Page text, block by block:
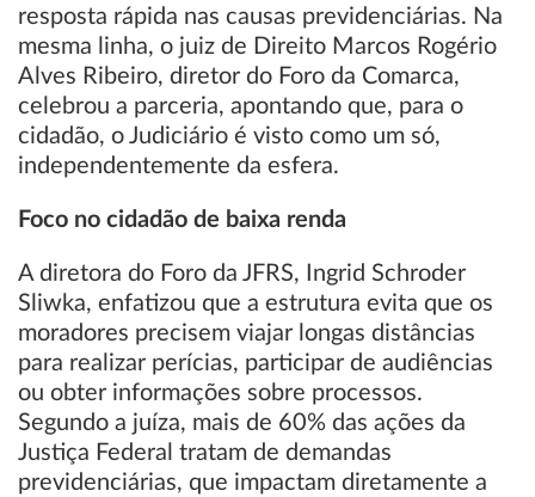
resposta rápida nas causas previdenciárias. Na
mesma linha, o juiz de Direito Marcos Rogério
Alves Ribeiro, diretor do Foro da Comarca,
celebrou a parceria, apontando que, para o
cidadão, o Judiciário é visto como um só,
independentemente da esfera.
Foco no cidadão de baixa renda
A diretora do Foro da JFRS, Ingrid Schroder
Sliwka, enfatizou que a estrutura evita que os
moradores precisem viajar longas distâncias
para realizar perícias, participar de audiências
ou obter informações sobre processos.
Segundo a juíza, mais de 60% das ações da
Justiça Federal tratam de demandas
previdenciárias, que impactam diretamente a